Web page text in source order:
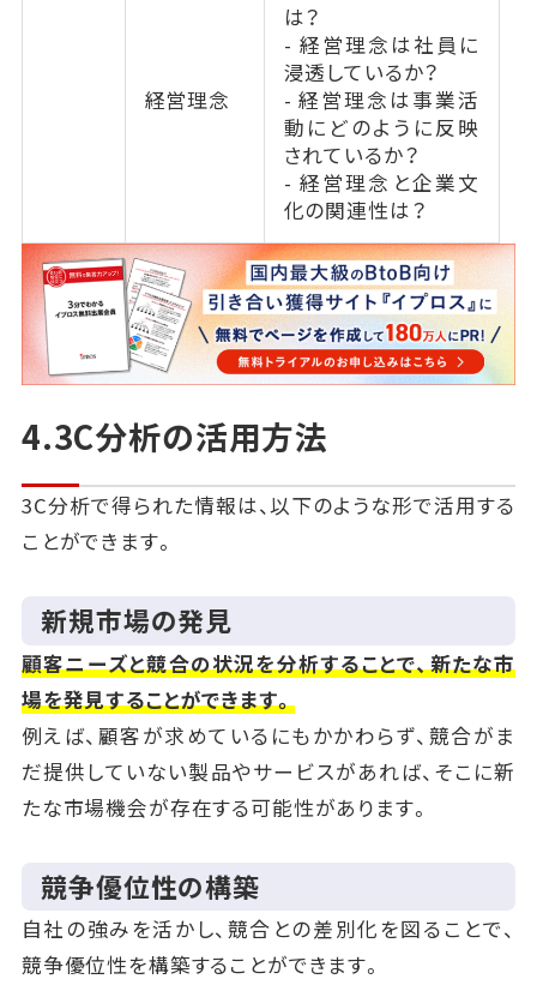
経営理念
は？
- 経営理念は社員に
浸透しているか？
- 経営理念は事業活
動にどのように反映
されているか？
- 経営理念と企業文
化の関連性は？
4.3C分析の活用方法
3C分析で得られた情報は、以下のような形で活用する
ことができます。
新規市場の発見
顧客ニーズと競合の状況を分析することで、新たな市
場を発見することができます。
例えば、顧客が求めているにもかかわらず、競合がま
だ提供していない製品やサービスがあれば、そこに新
たな市場機会が存在する可能性があります。
競争優位性の構築
自社の強みを活かし、競合との差別化を図ることで、
競争優位性を構築することができます。